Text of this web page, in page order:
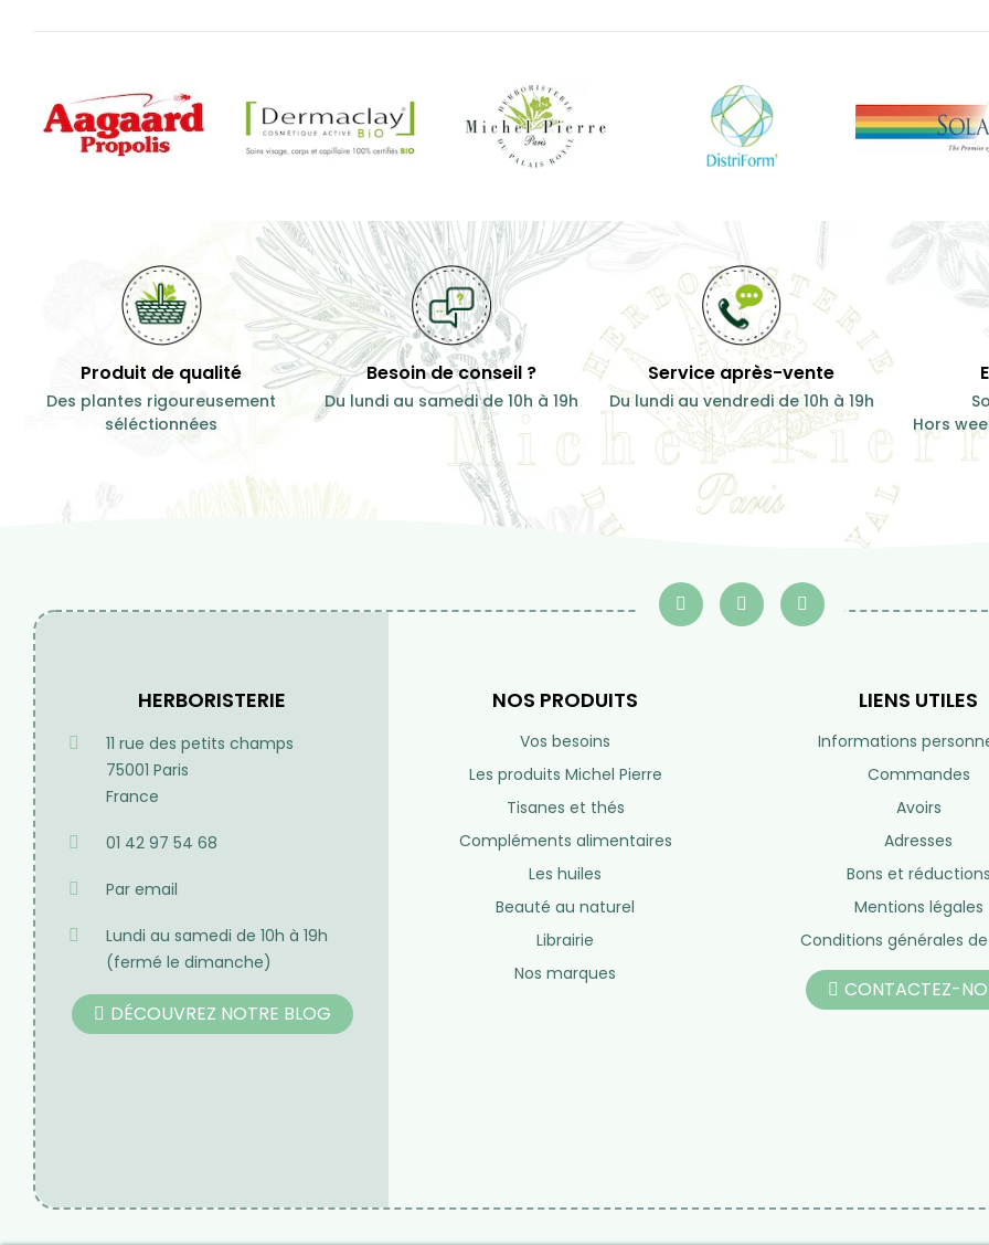
100 g
Digestif ...
11,00 € 7,50 €
Produit de qualité
séléctionnées
Besoin de conseil ?
Du lundi au samedi de 10h à 19h
Service après-vente
Du lundi au vendredi de 10h à 19h
Hors
France